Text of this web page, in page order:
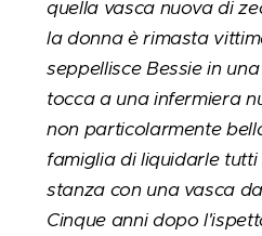
quella vasca nuova di
la donna è rimasta
seppellisce Bessie in
tocca a una infermiera
non particolarmente
famiglia di liquidarle
stanza con una vasca
Cinque anni dopo